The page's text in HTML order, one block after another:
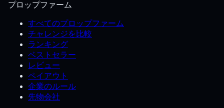
プロップファーム
すべてのプロップファーム
チャレンジを比較
ランキング
ベストセラー
レビュー
ペイアウト
企業のルール
先物会社